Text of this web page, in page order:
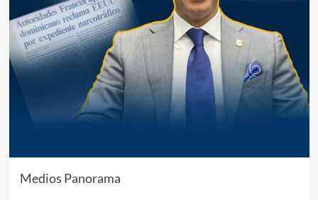
Medios Panorama